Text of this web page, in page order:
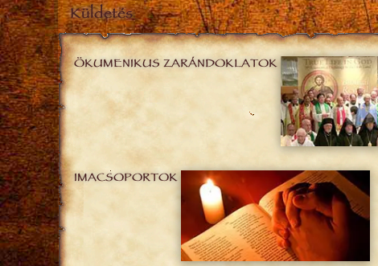
Küldetés
ÖKUMENIKUS ZARÁNDOKLATOK
IMACSOPORTOK